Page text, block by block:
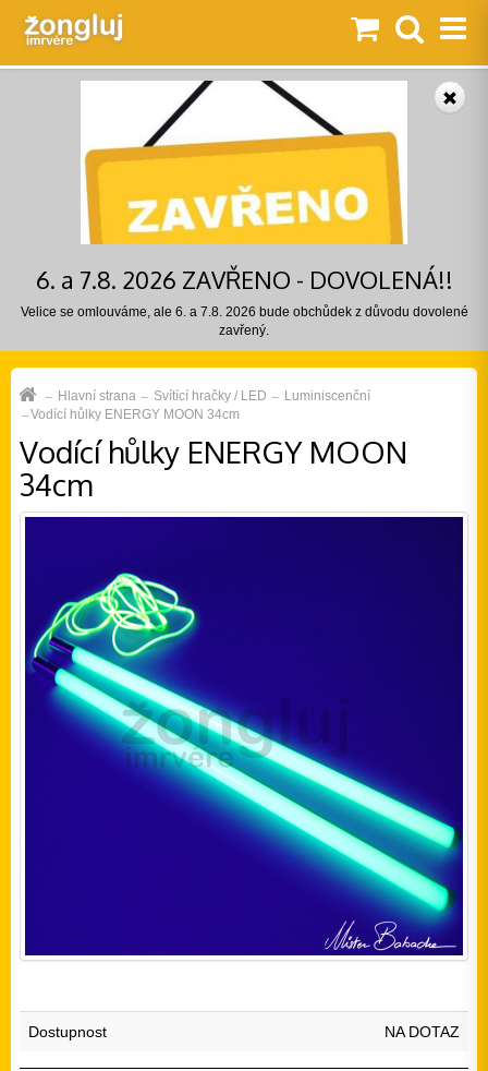
6. a 7.8. 2026 ZAVŘENO - DOVOLENÁ!!
Velice se omlouváme, ale 6. a 7.8. 2026 bude obchůdek z důvodu dovolené
zavřený.
Hlavní strana Svítící hračky / LED
Luminiscenční
Vodící hůlky ENERGY MOON 34cm
Vodící hůlky ENERGY MOON
34cm
Dostupnost NA DOTAZ